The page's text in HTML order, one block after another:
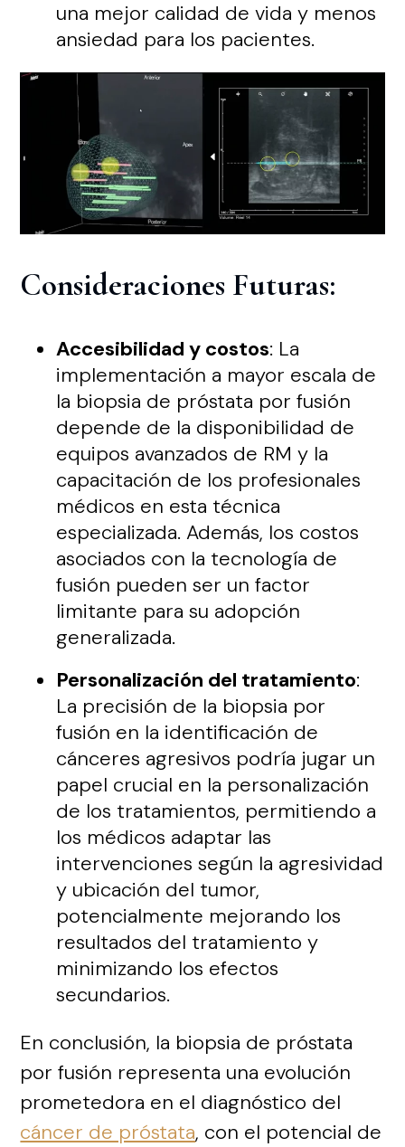
una mejor calidad de vida y menos
ansiedad para los pacientes.
Consideraciones Futuras:
Accesibilidad y costos: La
implementación a mayor escala de
la biopsia de próstata por fusión
depende de la disponibilidad de
equipos avanzados de RM y la
capacitación de los profesionales
médicos en esta técnica
especializada. Además, los costos
asociados con la tecnología de
fusión pueden ser un factor
limitante para su adopción
generalizada.
Personalización del tratamiento:
La precisión de la biopsia por
fusión en la identificación de
cánceres agresivos podría jugar un
papel crucial en la personalización
de los tratamientos, permitiendo a
los médicos adaptar las
intervenciones según la agresividad
y ubicación del tumor,
potencialmente mejorando los
resultados del tratamiento y
minimizando los efectos
secundarios.
En conclusión, la biopsia de próstata
por fusión representa una evolución
prometedora en el diagnóstico del
cáncer de próstata, con el potencial de